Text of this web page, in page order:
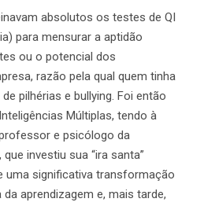
absolutos os testes de QI
para mensurar a aptidão
ou o potencial dos
razão pela qual quem tinha
pilhérias e bullying. Foi então
Múltiplas, tendo à
e psicólogo da
investiu sua “ira santa”
uma significativa transformação
aprendizagem e, mais tarde,